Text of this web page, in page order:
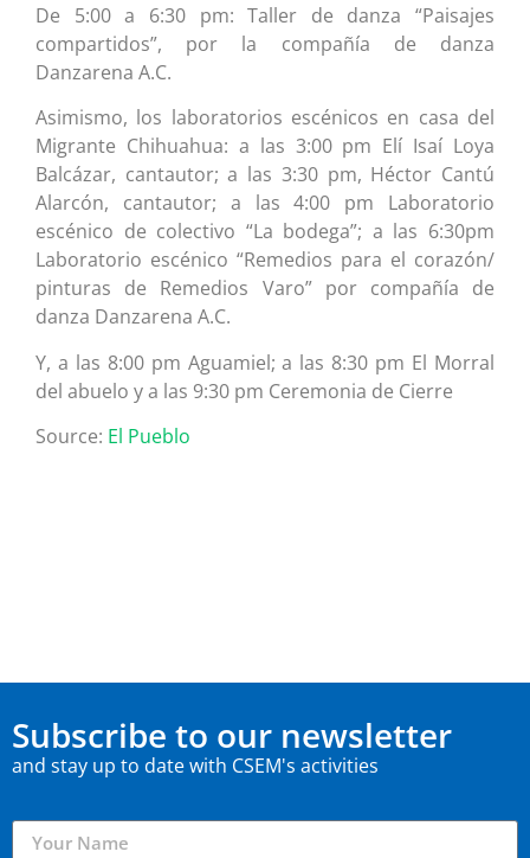
De 5:00 a 6:30 pm: Taller de danza “Paisajes
compartidos”, por la compañía de danza
Danzarena A.C.
Asimismo, los laboratorios escénicos en casa del
Migrante Chihuahua: a las 3:00 pm Elí Isaí Loya
Balcázar, cantautor; a las 3:30 pm, Héctor Cantú
Alarcón, cantautor; a las 4:00 pm Laboratorio
escénico de colectivo “La bodega”; a las 6:30pm
Laboratorio escénico “Remedios para el corazón/
pinturas de Remedios Varo” por compañía de
danza Danzarena A.C.
Y, a las 8:00 pm Aguamiel; a las 8:30 pm El Morral
del abuelo y a las 9:30 pm Ceremonia de Cierre
Source: El Pueblo
Subscribe to our newsletter
and stay up to date with CSEM's activities